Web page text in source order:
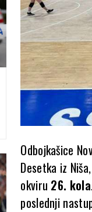
Odbojkašice
Desetka iz
okviru 26. kola
poslednji